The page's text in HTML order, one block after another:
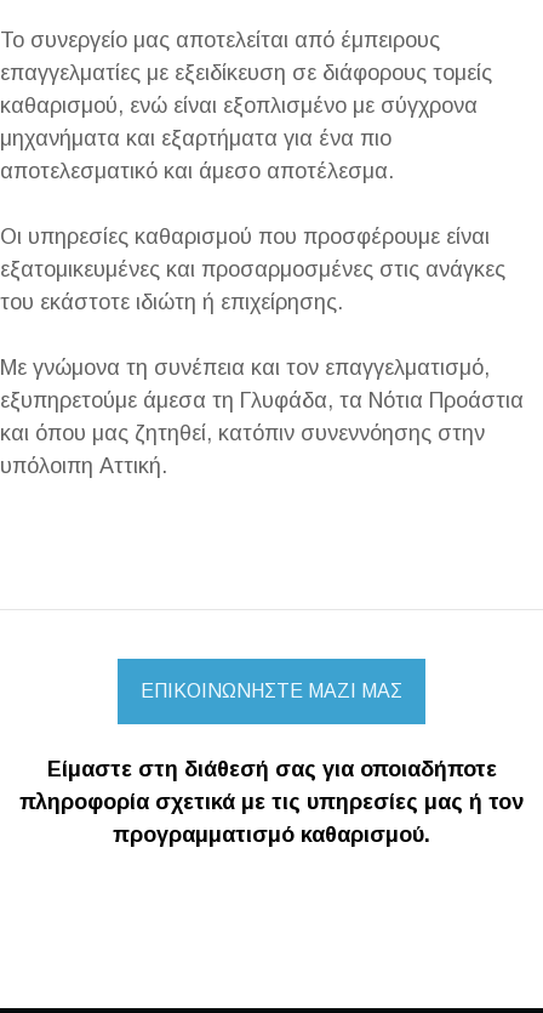
Το συνεργείο μας αποτελείται από έμπειρους
επαγγελματίες με εξειδίκευση σε διάφορους τομείς
καθαρισμού, ενώ είναι εξοπλισμένο με σύγχρονα
μηχανήματα και εξαρτήματα για ένα πιο
αποτελεσματικό και άμεσο αποτέλεσμα.
Οι υπηρεσίες καθαρισμού που προσφέρουμε είναι
εξατομικευμένες και προσαρμοσμένες στις ανάγκες
του εκάστοτε ιδιώτη ή επιχείρησης.
Με γνώμονα τη συνέπεια και τον επαγγελματισμό,
εξυπηρετούμε άμεσα τη Γλυφάδα, τα Νότια Προάστια
και όπου μας ζητηθεί, κατόπιν συνεννόησης στην
υπόλοιπη Αττική.
ΕΠΙΚΟΙΝΩΝΗΣΤΕ ΜΑΖΙ ΜΑΣ
Είμαστε στη διάθεσή σας για οποιαδήποτε
πληροφορία σχετικά με τις υπηρεσίες μας ή τον
προγραμματισμό καθαρισμού.